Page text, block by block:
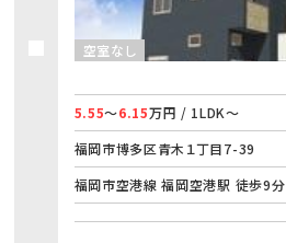
空室なし
5.55～6.15万円 / 1LDK～
福岡市博多区青木１丁目7-39
福岡市空港線 福岡空港駅 徒歩9分